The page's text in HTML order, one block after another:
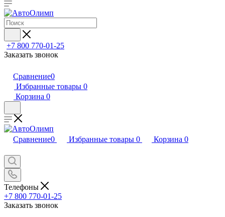
+7 800 770-01-25
Заказать звонок
Сравнение0
Избранные товары 0
Корзина 0
Сравнение0 Избранные товары 0 Корзина 0
Телефоны
+7 800 770-01-25
Заказать звонок